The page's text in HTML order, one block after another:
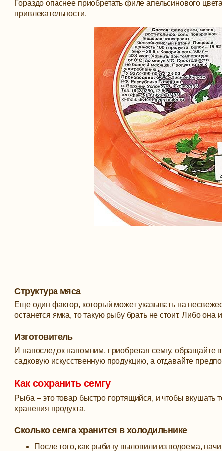
Гораздо опаснее приобретать филе апельсинового
привлекательности.
Структура мяса
Еще один фактор, который может указывать на
останется ямка, то такую рыбу брать не стоит. Либо
Изготовитель
И напоследок напомним, приобретая семгу, обращайте
садковую искусственную продукцию, а отдавайте
Как сохранить семгу
Рыба – это товар быстро портящийся, и чтобы вкушать
хранения продукта.
Сколько семга хранится в холодильнике
После того, как рыбину выловили из водоема,